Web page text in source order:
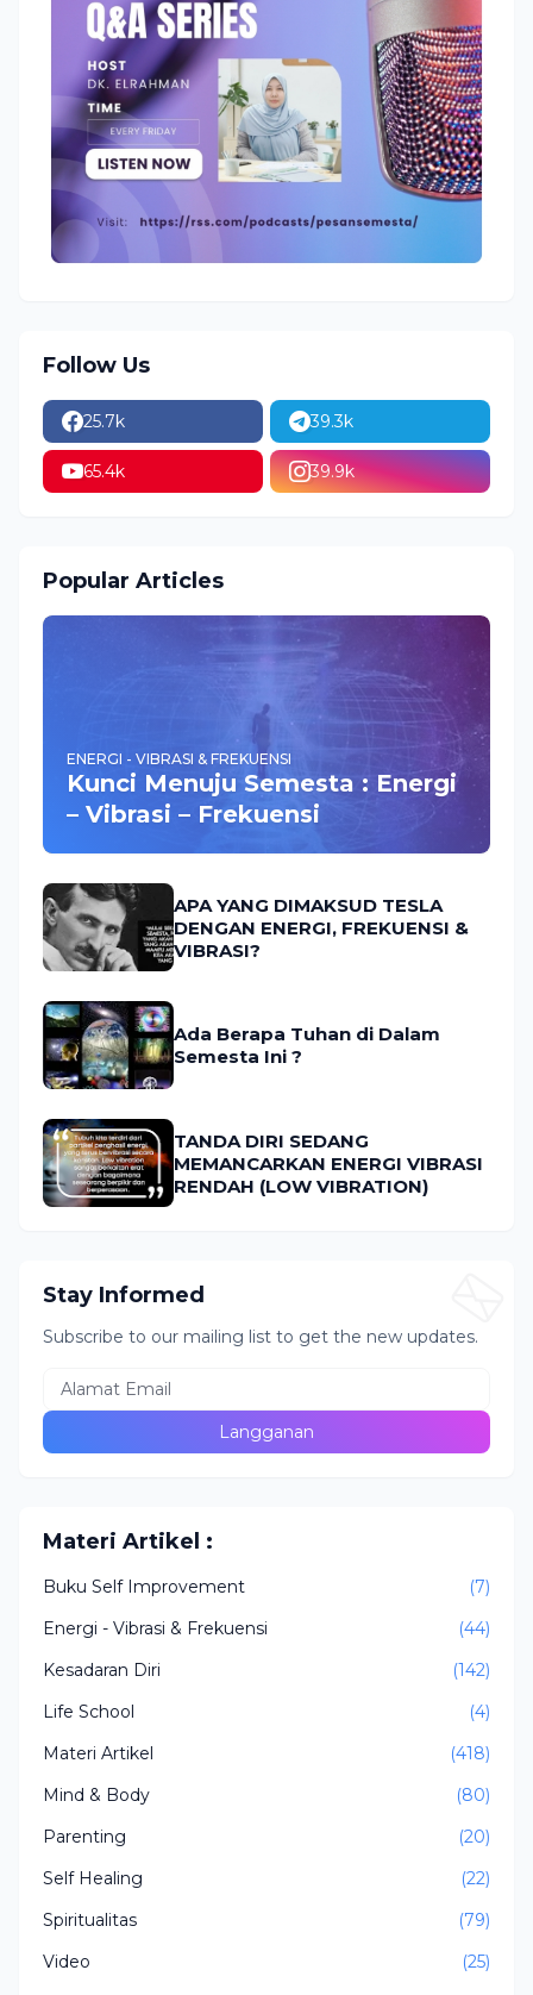
Follow Us
25.7k 39.3k
65.4k 39.9k
Popular Articles
ENERGI - VIBRASI & FREKUENSI
Kunci Menuju Semesta : Energi
– Vibrasi – Frekuensi
APA YANG DIMAKSUD TESLA
DENGAN ENERGI, FREKUENSI &
VIBRASI?
Ada Berapa Tuhan di Dalam
Semesta Ini ?
TANDA DIRI SEDANG
MEMANCARKAN ENERGI VIBRASI
RENDAH (LOW VIBRATION)
Stay Informed
Subscribe to our mailing list to get the new updates.
Materi Artikel :
Buku Self Improvement
(7)
Energi - Vibrasi & Frekuensi
(44)
Kesadaran Diri
(142)
Life School
(4)
Materi Artikel
(418)
Mind & Body
(80)
Parenting
(20)
Self Healing
(22)
Spiritualitas
(79)
Video
(25)